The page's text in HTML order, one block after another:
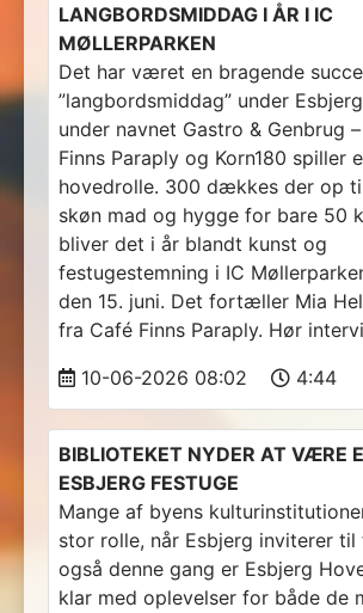
LANGBORDSMIDDAG I ÅR I IC
MØLLERPARKEN
Det har været en bragende
”langbordsmiddag” under
under navnet Gastro & Genbrug
Finns Paraply og Korn180 spiller
hovedrolle. 300 dækkes der op
skøn mad og hygge for bare 50
bliver det i år blandt kunst og
festugestemning i IC
den 15. juni. Det fortæller Mia
fra Café Finns Paraply. Hør
10-06-2026 08:02 4:44
BIBLIOTEKET NYDER AT VÆRE
ESBJERG FESTUGE
Mange af byens
stor rolle, når Esbjerg inviterer til
også denne gang er Esbjerg
klar med oplevelser for både de